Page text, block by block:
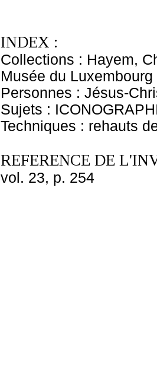
INDEX :
Collections : Hayem,
Musée du Luxembourg
Personnes : Jésus-
Sujets :
Techniques : rehauts
REFERENCE DE
vol. 23, p. 254